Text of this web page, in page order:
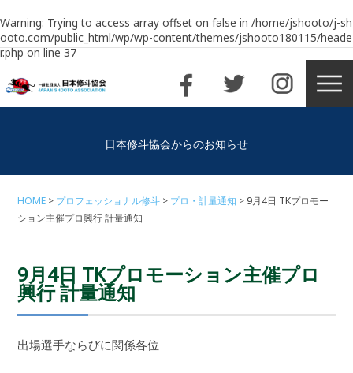
Warning: Trying to access array offset on false in /home/jshooto/j-sh
ooto.com/public_html/wp/wp-content/themes/jshooto180115/heade
r.phpon line37
日本修斗協会からのお知らせ
HOME プロフェッショナル修斗 プロ・計量通知
9月4日 TKプロモー
ション主催プロ興行 計量通知
9月4日 TKプロモーション主催プロ
興行 計量通知
出場選手ならびに関係各位